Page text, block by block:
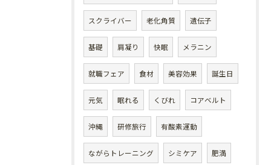
スクライバー 老化角質 遺伝子
基礎 肩凝り 快眠 メラニン
就職フェア 食材 美容効果 誕生日
元気 眠れる くびれ コアベルト
沖縄 研修旅行 有酸素運動
ながらトレーニング シミケア 肥満